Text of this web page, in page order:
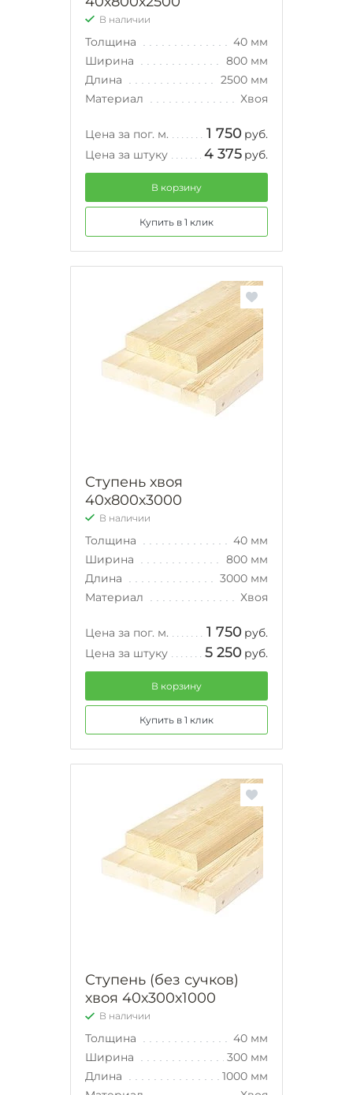
В наличии
Толщина
40 мм
Ширина
800 мм
Длина
2500 мм
Материал
Хвоя
Цена за пог. м. 1 750 руб.
Цена за штуку
4 375 руб.
В корзину
Купить в 1 клик
Ступень хвоя
40х800х3000
В наличии
Толщина
40 мм
Ширина
800 мм
Длина
3000 мм
Материал
Хвоя
Цена за пог. м. 1 750 руб.
Цена за штуку
5 250 руб.
В корзину
Купить в 1 клик
Ступень (без сучков)
хвоя 40х300х1000
В наличии
Толщина
40 мм
Ширина
300 мм
Длина
1000 мм